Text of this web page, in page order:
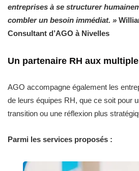
entreprises à se structurer
combler un besoin immédiat. »
Consultant d’AGO à Nivelles
Un partenaire RH aux
AGO accompagne également les
de leurs équipes RH, que ce soit pour
transition ou une réflexion plus
Parmi les services proposés :